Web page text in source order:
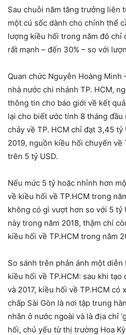
Sau chuỗi năm tăng trưởng liên
một cú sốc dành cho chính thể
lượng kiều hối trong năm đó chỉ
rất mạnh – đến 30% – so với
Quan chức Nguyễn Hoàng Minh
nhà nước chi nhánh TP. HCM,
thông tin cho báo giới về kết
lại cho biết ước tính 8 tháng đầu
chảy về TP. HCM chỉ đạt 3,45 tỷ
2019, nguồn kiều hối chuyển về
trên 5 tỷ USD.
Nếu mức 5 tỷ hoặc nhỉnh hơn
về kiều hối về TP.HCM trong
không có gì vượt hơn so với 5 tỷ
này trong năm 2018, thậm chí
kiều hối về TP.HCM trong năm
So sánh trên phản ánh một
kiều hối về TP.HCM: sau khi
và 2017, kiều hối về TP.HCM có
chấp Sài Gòn là nơi tập trung
nhân ở nước ngoài và là địa chỉ
hối, chủ yếu từ thị trường Hoa